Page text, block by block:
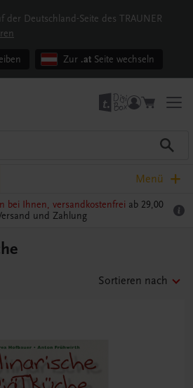
der Deutschland-Seite des TRAUNER
Zur .at Seite wechseln
Menü
bei Ihnen, versandkostenfrei ab 29,00
und Zahlung
Sortieren nach